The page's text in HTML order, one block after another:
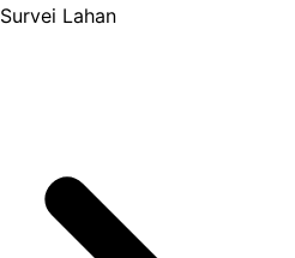
Survei Lahan